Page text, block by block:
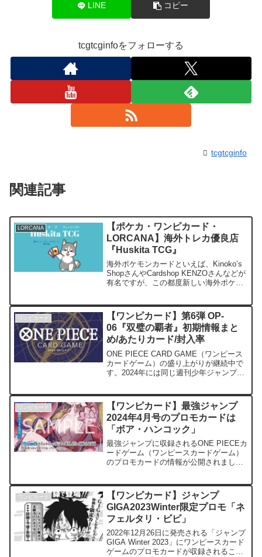
LINE コピー
tcgtcginfoをフォローする
tcgtcginfo
関連記事
LORCANA
【ポケカ・ワンピカード・
LORCANA】海外トレカ優良店
『Huskita TCG』
海外ポケモンカードといえば、Kinoko’s
ShopさんやCardshop KENZOさんなどが
有名ですが、この都度新しい海外ポケモ
プンしました。店舗名は...
ワンピカード
【ワンピカード】第6弾 OP-
06『双璧の覇者』初期情報まと
め/あたりカード/封入率
ONE PIECE CARD GAME（ワンピース
カードゲーム）の盛り上がりが継続中で
す。2024年には同じ週刊少年ジャンプ系
売となりますが、2023年最後の新弾とし
て...
ワンピカード
【ワンピカード】最強ジャンプ
2024年4月号のプロモカードは
「ボア・ハンコック」
最強ジャンプに収録されるONE PIECEカ
ードゲーム（ワンピースカードゲーム）
のプロモカードの情報が公開されまし
なります。 基本情報発売日：2024年3
月4日定価：...
ワンピカード
【ワンピカード】ジャンプ
GIGA2023Winter限定プロモ「ネ
フェルタリ・ビビ」
2022年12月26日に発売される「ジャンプ
GIGA Winter 2023」にワンピースカード
ゲームのプロモカードが収録されること